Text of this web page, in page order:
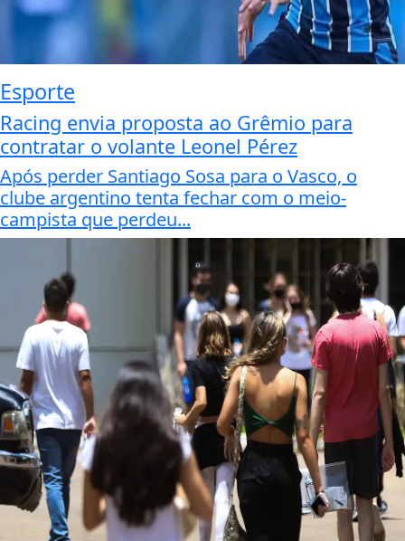
Esporte
Racing envia proposta ao Grêmio para
contratar o volante Leonel Pérez
Após perder Santiago Sosa para o Vasco, o
clube argentino tenta fechar com o meio-
campista que perdeu...